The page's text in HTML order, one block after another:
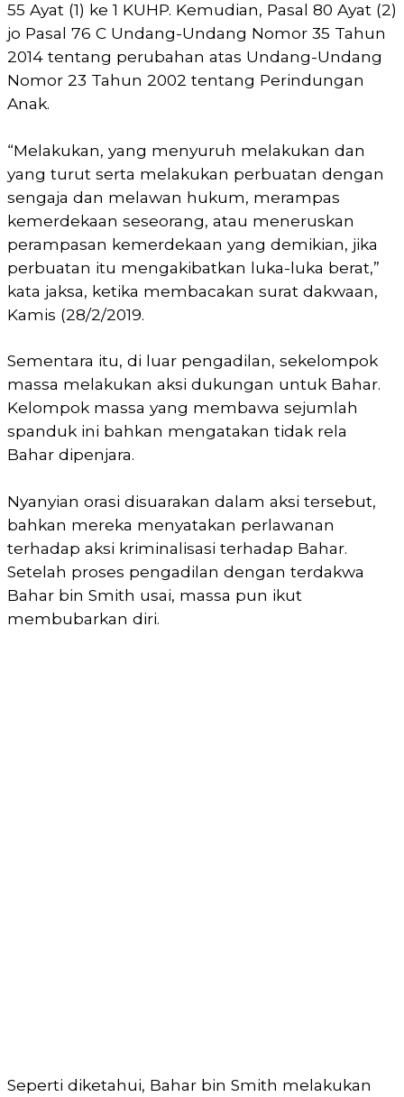
55 Ayat (1) ke 1 KUHP. Kemudian, Pasal 80 Ayat (2)
jo Pasal 76 C Undang-Undang Nomor 35 Tahun
2014 tentang perubahan atas Undang-Undang
Nomor 23 Tahun 2002 tentang Perindungan
Anak.
“Melakukan, yang menyuruh melakukan dan
yang turut serta melakukan perbuatan dengan
sengaja dan melawan hukum, merampas
kemerdekaan seseorang, atau meneruskan
perampasan kemerdekaan yang demikian, jika
perbuatan itu mengakibatkan luka-luka berat,”
kata jaksa, ketika membacakan surat dakwaan,
Kamis (28/2/2019.
Sementara itu, di luar pengadilan, sekelompok
massa melakukan aksi dukungan untuk Bahar.
Kelompok massa yang membawa sejumlah
spanduk ini bahkan mengatakan tidak rela
Bahar dipenjara.
Nyanyian orasi disuarakan dalam aksi tersebut,
bahkan mereka menyatakan perlawanan
terhadap aksi kriminalisasi terhadap Bahar.
Setelah proses pengadilan dengan terdakwa
Bahar bin Smith usai, massa pun ikut
membubarkan diri.
Seperti diketahui, Bahar bin Smith melakukan